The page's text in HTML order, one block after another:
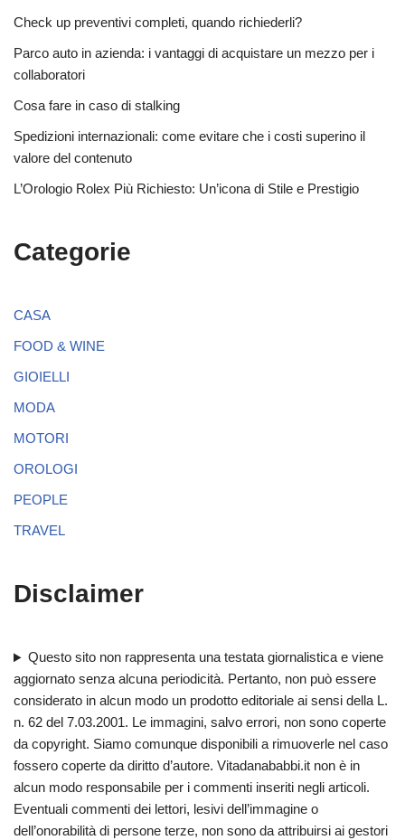
Check up preventivi completi, quando richiederli?
Parco auto in azienda: i vantaggi di acquistare un mezzo per i
collaboratori
Cosa fare in caso di stalking
Spedizioni internazionali: come evitare che i costi superino il
valore del contenuto
L’Orologio Rolex Più Richiesto: Un’icona di Stile e Prestigio
Categorie
CASA
FOOD & WINE
GIOIELLI
MODA
MOTORI
OROLOGI
PEOPLE
TRAVEL
Disclaimer
Questo sito non rappresenta una testata giornalistica e viene
aggiornato senza alcuna periodicità. Pertanto, non può essere
considerato in alcun modo un prodotto editoriale ai sensi della L.
n. 62 del 7.03.2001. Le immagini, salvo errori, non sono coperte
da copyright. Siamo comunque disponibili a rimuoverle nel caso
fossero coperte da diritto d’autore. Vitadanababbi.it non è in
alcun modo responsabile per i commenti inseriti negli articoli.
Eventuali commenti dei lettori, lesivi dell’immagine o
dell’onorabilità di persone terze, non sono da attribuirsi ai gestori